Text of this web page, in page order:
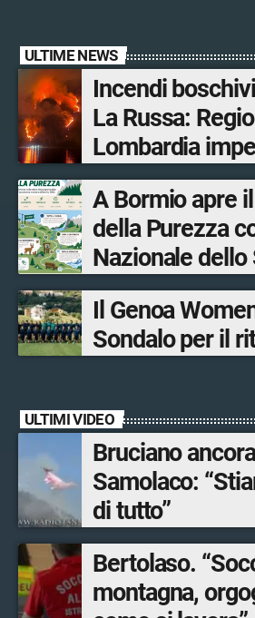
ULTIME NEWS
Incendi
La Russa:
Lombardia
fronti, 48
tra le province
Sondrio,
A Bormio apre il Sentiero
della Purezza
Nazionale dello
Bormio Tourism
Il Genoa
Sondalo per il
ULTIMI VIDEO
Bruciano
Samolaco:
di tutto”
Bertolaso.
montagna,